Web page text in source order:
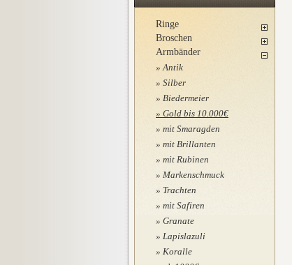
Ringe
Broschen
Armbänder
Antik
Silber
Biedermeier
Gold bis 10.000€
mit Smaragden
mit Brillanten
mit Rubinen
Markenschmuck
Trachten
mit Safiren
Granate
Lapislazuli
Koralle